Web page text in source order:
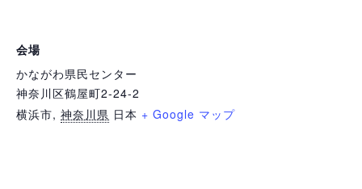
会場
かながわ県民センター
神奈川区鶴屋町2-24-2
横浜市, 神奈川県 日本 + Google マップ